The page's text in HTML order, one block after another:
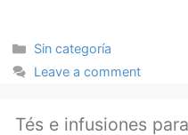
Categories
Sin categoría
Leave a comment
Tés e infusiones